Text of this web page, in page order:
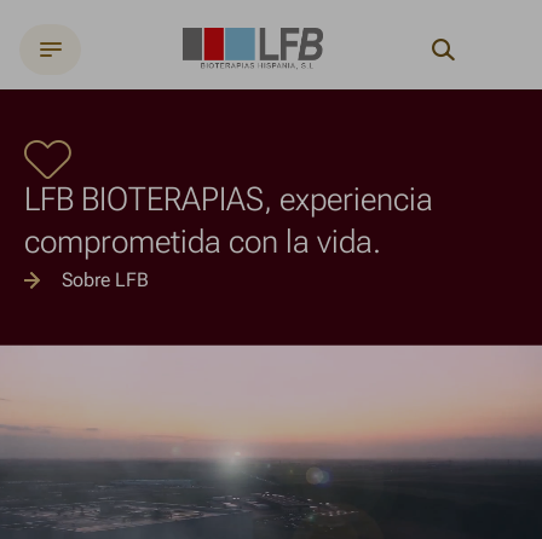
Search
LFB BIOTERAPIAS, experiencia
comprometida con la vida.
Sobre LFB